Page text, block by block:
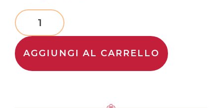
AGGIUNGI AL CARRELLO